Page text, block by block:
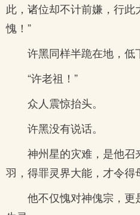
此，诸位却不计前嫌，行
愧！”
许黑同样半跪在地，低
“许老祖！”
众人震惊抬头。
许黑没有说话。
神州星的灾难，是他
羽，得罪灵界大能，才令得
他不仅愧对神傀宗，